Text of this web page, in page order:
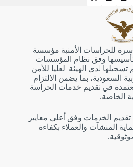
للحراسات الأمنية مؤسسة
وفق نظام المؤسسات
لدى الهيئة العليا للأمن
السعودية، بما يضمن الالتزام
في تقديم خدمات الحراسة
الخاصة.
الخدمات وفق أعلى معايير
المنشآت والعملاء بكفاءة